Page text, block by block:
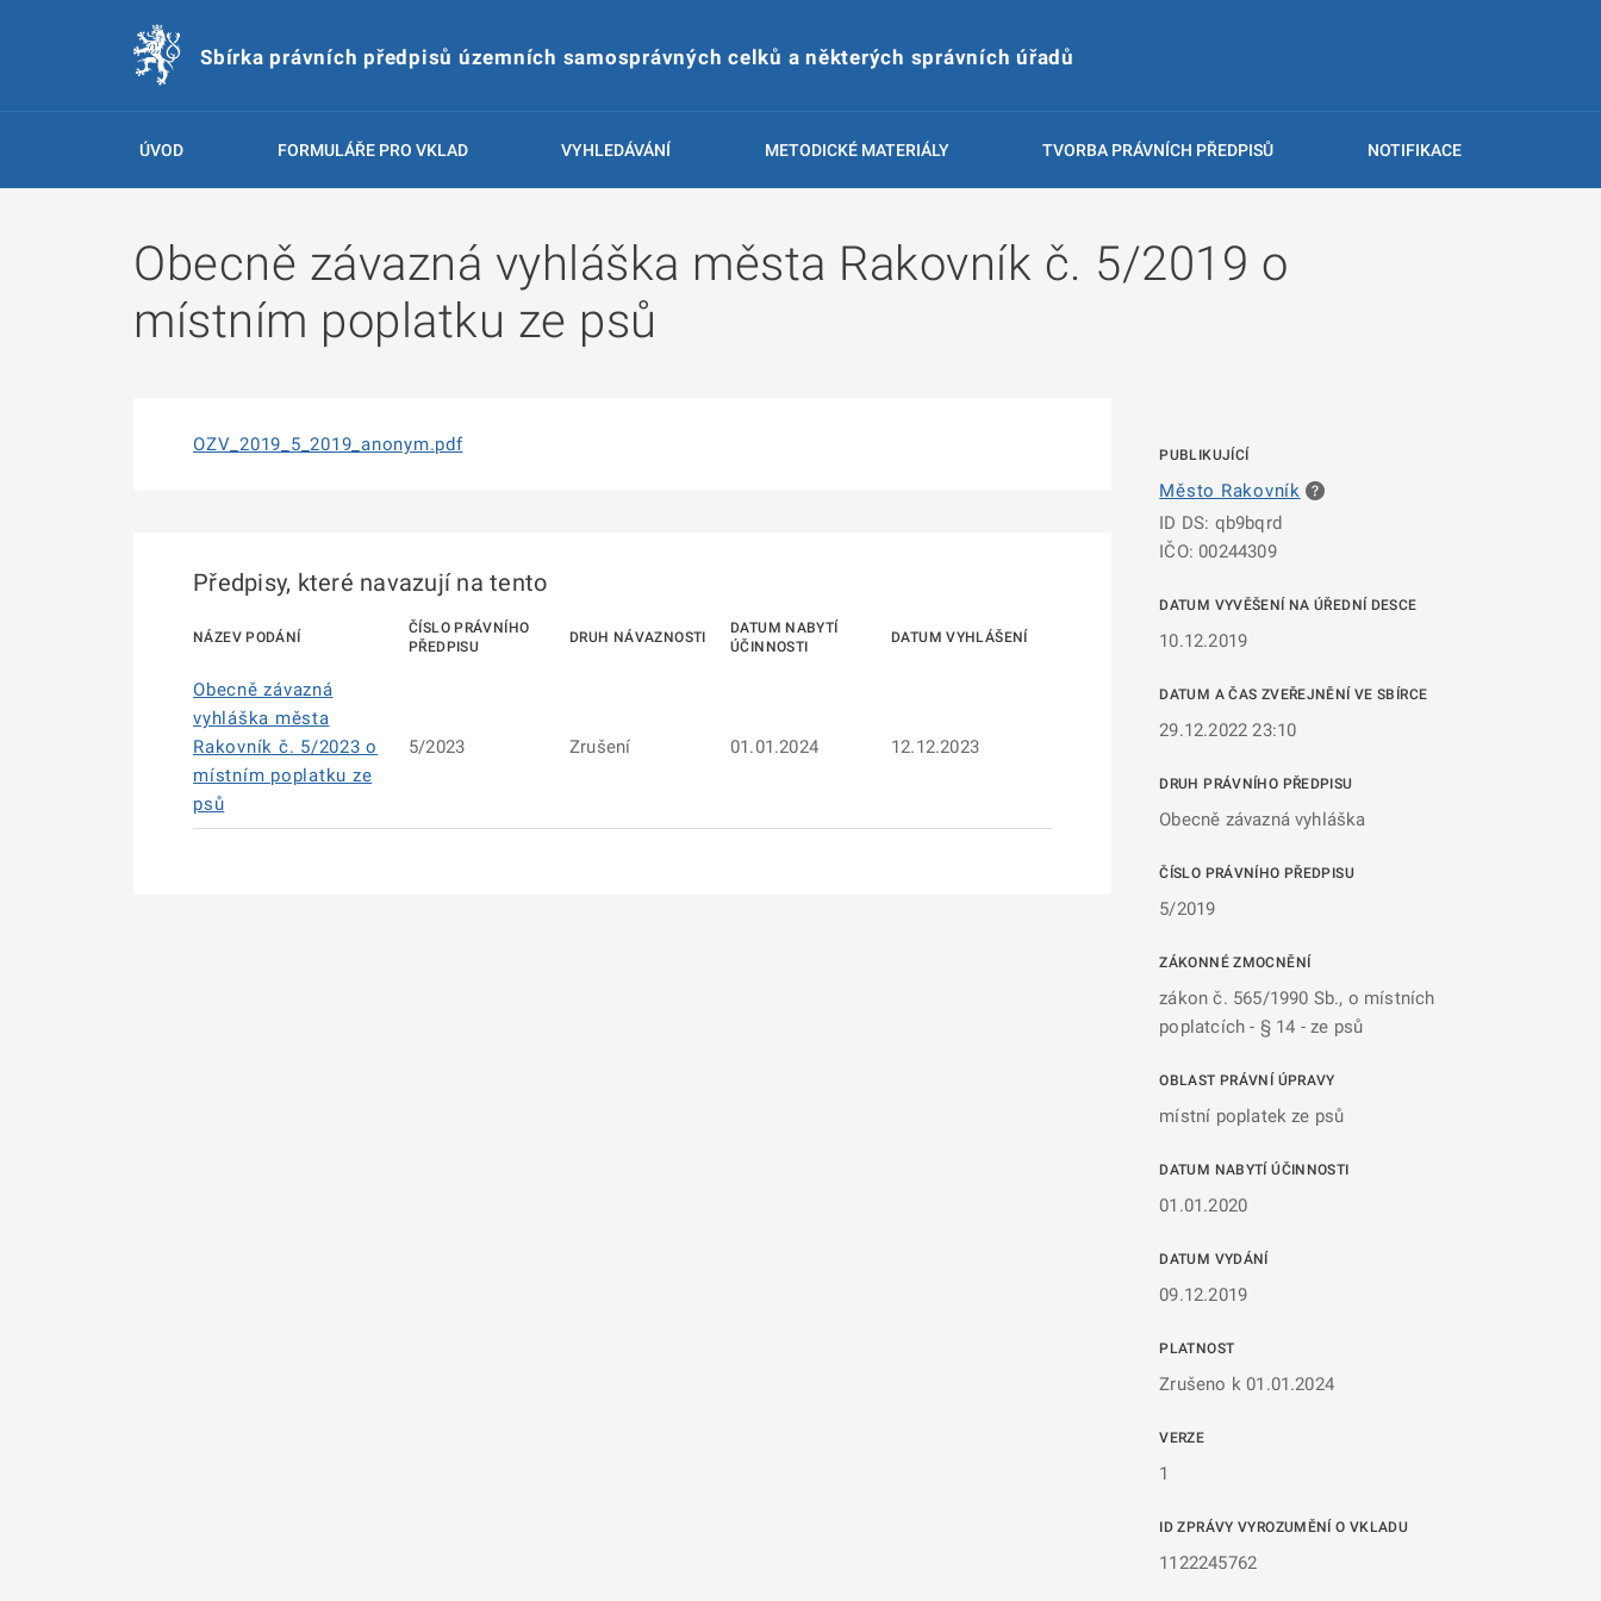
Sbírka právních předpisů územních samosprávných celků a některých správních úřadů
ÚVOD FORMULÁŘE PRO VKLAD VYHLEDÁVÁNÍ METODICKÉ MATERIÁLY TVORBA PRÁVNÍCH PŘEDPISŮ NOTIFIKACE
Obecně závazná vyhláška města Rakovník č. 5/2019 o
místním poplatku ze psů
PUBLIKUJÍCÍ
Město Rakovník
ID DS: qb9bqrd
IČO: 00244309
DATUM VYVĚŠENÍ NA ÚŘEDNÍ DESCE
10.12.2019
DATUM A ČAS ZVEŘEJNĚNÍ VE SBÍRCE
29.12.2022 23:10
DRUH PRÁVNÍHO PŘEDPISU
Obecně závazná vyhláška
ČÍSLO PRÁVNÍHO PŘEDPISU
5/2019
ZÁKONNÉ ZMOCNĚNÍ
zákon č. 565/1990 Sb., o místních
poplatcích - § 14 - ze psů
OBLAST PRÁVNÍ ÚPRAVY
místní poplatek ze psů
DATUM NABYTÍ ÚČINNOSTI
01.01.2020
DATUM VYDÁNÍ
09.12.2019
PLATNOST
Zrušeno k 01.01.2024
VERZE
1
ID ZPRÁVY VYROZUMĚNÍ O VKLADU
1122245762
OZV_2019_5_2019_anonym.pdf
Předpisy, které navazují na tento
NÁZEV PODÁNÍ
ČÍSLO PRÁVNÍHO
PŘEDPISU
DRUH NÁVAZNOSTI
DATUM NABYTÍ
ÚČINNOSTI
DATUM VYHLÁŠENÍ
Obecně závazná
vyhláška města
Rakovník č. 5/2023 o
místním poplatku ze
psů
5/2023 Zrušení 01.01.2024 12.12.2023